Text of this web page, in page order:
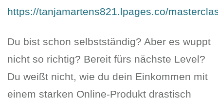
https://tanjamartens821.lpages.co/
Du bist schon selbstständig? Aber es wuppt
nicht so richtig? Bereit fürs nächste Level?
Du weißt nicht, wie du dein Einkommen mit
einem starken Online-Produkt drastisch